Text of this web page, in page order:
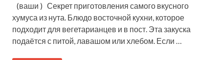
(ваши ) Секрет приготовления самого вкусного
хумуса из нута. Блюдо восточной кухни, которое
подходит для вегетарианцев и в пост. Эта закуска
подаётся с питой, лавашом или хлебом. Если …